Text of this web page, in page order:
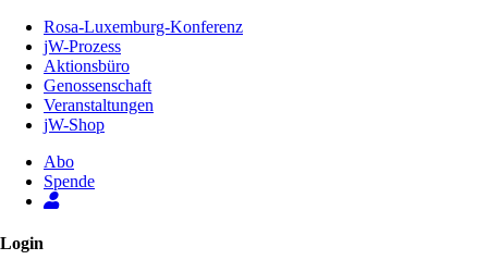
Inhalt
Seite
Rosa-Luxemburg-Konferenz
jW-Prozess
Aktionsbüro
Genossenschaft
Veranstaltungen
jW-Shop
Abo
Spende
Login